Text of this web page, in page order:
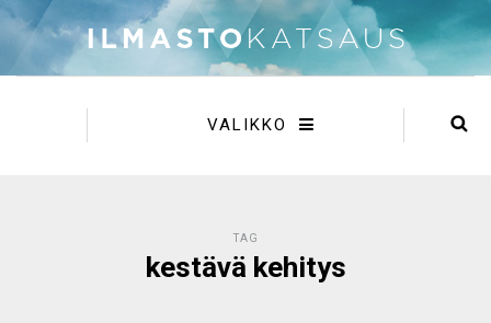
VALIKKO
TAG
kestävä kehitys